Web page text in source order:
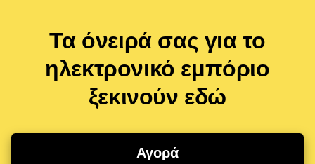
Τα όνειρά σας για το
ηλεκτρονικό εμπόριο
ξεκινούν εδώ
Αγορά